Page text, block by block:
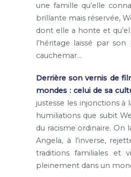
une famille qu’elle
brillante mais réservée,
dont elle a honte et
l’héritage laissé par
cauchemar…
Derrière son vernis de
mondes : celui de sa
justesse les injonctions
humiliations que subit
du racisme ordinaire. On
Angela, à l’inverse,
traditions familiales et
pleinement dans un